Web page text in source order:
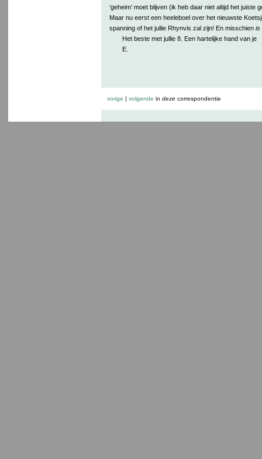
‘geheim’ moet blijven (ik heb daar niet altijd het juiste
Maar nu eerst een heeleboel over het nieuwste
spanning of het jullie Rhynvis zal zijn! En misschien is
Het beste met jullie 8. Een hartelijke hand van je
E.
vorige | volgende in dezecorrespondentie